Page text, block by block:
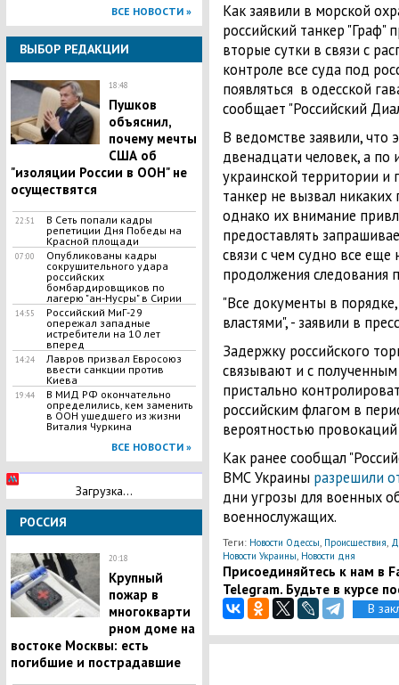
ВСЕ НОВОСТИ »
ВЫБОР РЕДАКЦИИ
18:48
Пушков
объяснил,
почему мечты
США об
"изоляции России в ООН" не
осуществятся
22:51
В Сеть попали кадры
репетиции Дня Победы на
Красной площади
07:00
Опубликованы кадры
сокрушительного удара
российских
бомбардировщиков по
лагерю "ан-Нусры" в Сирии
14:55
Российский МиГ-29
опережал западные
истребители на 10 лет
вперед
14:24
Лавров призвал Евросоюз
ввести санкции против
Киева
19:44
В МИД РФ окончательно
определились, кем заменить
в ООН ушедшего из жизни
Виталия Чуркина
ВСЕ НОВОСТИ »
Загрузка...
РОССИЯ
20:18
Крупный
пожар в
многокварти
рном доме на
востоке Москвы: есть
погибшие и пострадавшие
Как заявили в морской
российский танкер "Граф"
вторые сутки в связи с
контроле все суда под
появляться в одесской
сообщает "Российский
В ведомстве заявили, что
двенадцати человек, а
украинской территории и
танкер не вызвал
однако их внимание
предоставлять
связи с чем судно все
продолжения следования
"Все документы в
властями", - заявили в
Задержку российского
связывают и с
пристально
российским флагом в
вероятностью
Как ранее сообщал
ВМС Украины разрешили
дни угрозы для военных
военнослужащих.
Теги: Новости Одессы, Происшествия,
Новости Украины, Новости дня
Присоединяйтесь к нам в
Telegram. Будьте в курсе
В